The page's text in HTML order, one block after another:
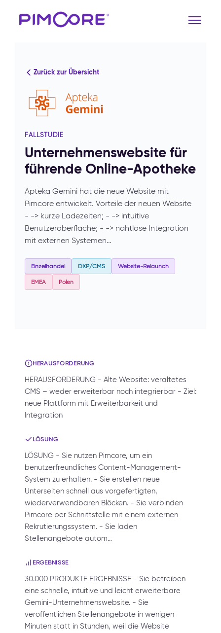
Zurück zur Übersicht
FALLSTUDIE
Unternehmenswebsite für
führende Online-Apotheke
Apteka Gemini hat die neue Website mit
Pimcore entwickelt. Vorteile der neuen Website
- -> kurze Ladezeiten; - -> intuitive
Benutzeroberfläche; - -> nahtlose Integration
mit externen Systemen…
Einzelhandel DXP/CMS Website-Relaunch
EMEA Polen
HERAUSFORDERUNG
HERAUSFORDERUNG - Alte Website: veraltetes
CMS – weder erweiterbar noch integrierbar - Ziel:
neue Plattform mit Erweiterbarkeit und
Integration
LÖSUNG
LÖSUNG - Sie nutzen Pimcore, um ein
benutzerfreundliches Content-Management-
System zu erhalten. - Sie erstellen neue
Unterseiten schnell aus vorgefertigten,
wiederverwendbaren Blöcken. - Sie verbinden
Pimcore per Schnittstelle mit einem externen
Rekrutierungssystem. - Sie laden
Stellenangebote autom…
ERGEBNISSE
30.000 PRODUKTE ERGEBNISSE - Sie betreiben
eine schnelle, intuitive und leicht erweiterbare
Gemini-Unternehmenswebsite. - Sie
veröffentlichen Stellenangebote in wenigen
Minuten statt in Stunden, weil die Website